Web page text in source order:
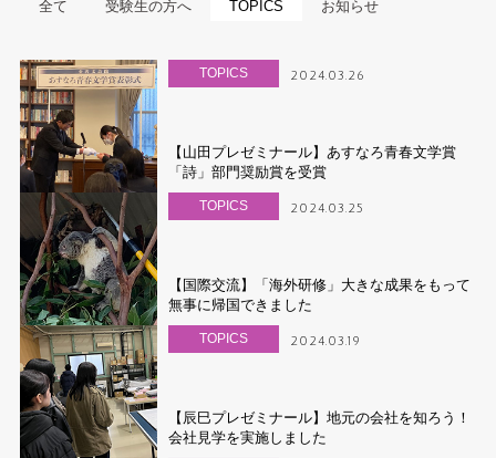
全て 受験生の方へ TOPICS お知らせ
TOPICS 2024.03.26
【山田プレゼミナール】あすなろ青春文学賞
「詩」部門奨励賞を受賞
TOPICS 2024.03.25
【国際交流】「海外研修」大きな成果をもって
無事に帰国できました
TOPICS 2024.03.19
【辰巳プレゼミナール】地元の会社を知ろう！
会社見学を実施しました